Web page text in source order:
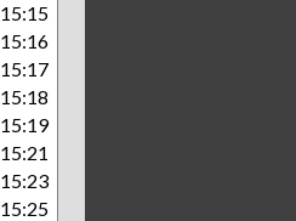
15:15
15:16
15:17
15:18
15:19
15:21
15:23
15:25